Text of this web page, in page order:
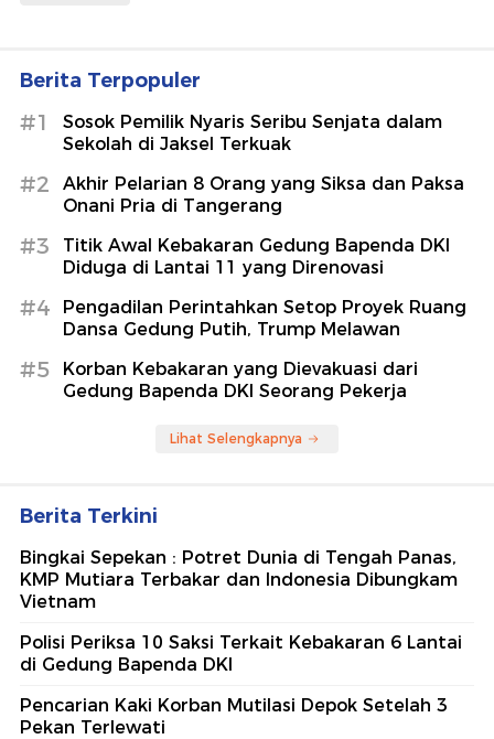
Berita Terpopuler
#1
Sosok Pemilik Nyaris Seribu Senjata dalam
Sekolah di Jaksel Terkuak
#2
Akhir Pelarian 8 Orang yang Siksa dan Paksa
Onani Pria di Tangerang
#3
Titik Awal Kebakaran Gedung Bapenda DKI
Diduga di Lantai 11 yang Direnovasi
#4
Pengadilan Perintahkan Setop Proyek Ruang
Dansa Gedung Putih, Trump Melawan
#5
Korban Kebakaran yang Dievakuasi dari
Gedung Bapenda DKI Seorang Pekerja
Lihat Selengkapnya
Berita Terkini
Bingkai Sepekan : Potret Dunia di Tengah Panas,
KMP Mutiara Terbakar dan Indonesia Dibungkam
Vietnam
Polisi Periksa 10 Saksi Terkait Kebakaran 6 Lantai
di Gedung Bapenda DKI
Pencarian Kaki Korban Mutilasi Depok Setelah 3
Pekan Terlewati